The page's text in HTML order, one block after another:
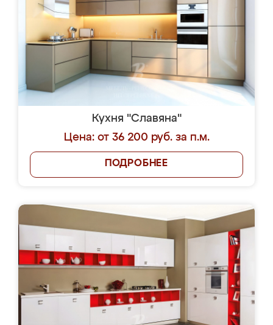
Кухня "Славяна"
Цена: от 36 200 руб. за п.м.
ПОДРОБНЕЕ